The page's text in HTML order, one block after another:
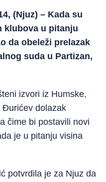
(Njuz) – Kada su
klubova u pitanju
da obeleži prelazak
suda u Partizan,
izvori iz Humske,
Đurićev dolazak
čime bi postavili novi
je u pitanju visina
potvrdila je za Njuz da